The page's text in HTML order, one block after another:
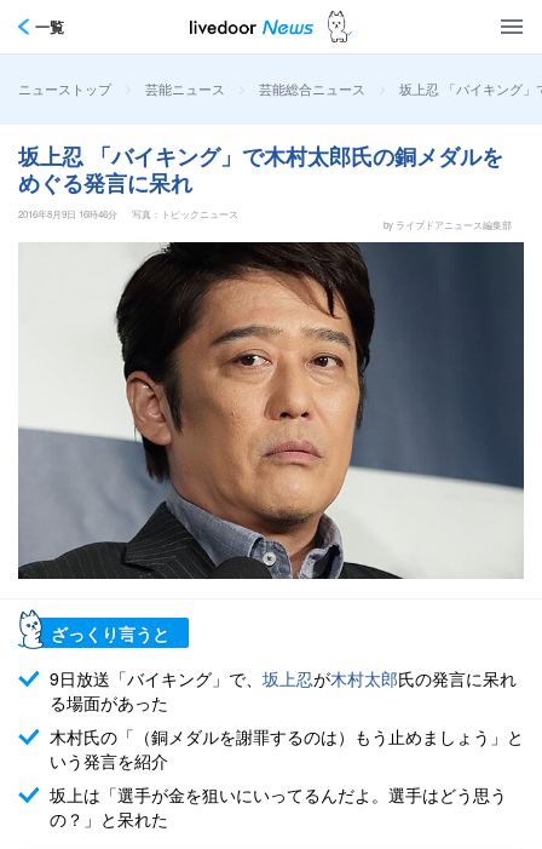
一覧
ニューストップ > 芸能ニュース > 芸能総合ニュース > 坂上忍 「バイキング」
坂上忍 「バイキング」で木村太郎氏の銅メダルを
めぐる発言に呆れ
2016年8月9日 16時46分
写真：トピックニュース
by ライブドアニュース編集部
ざっくり言うと
9日放送「バイキング」で、 坂上忍が木村太郎氏の発言に呆れ
る場面があった
木村氏の「（銅メダルを謝罪するのは）もう止めましょう」と
いう発言を紹介
坂上は「選手が金を狙いにいってるんだよ。選手はどう思う
の？」と呆れた